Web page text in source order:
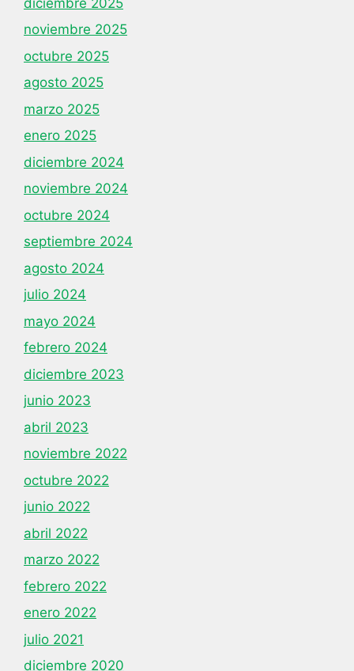
noviembre 2025
octubre 2025
agosto 2025
marzo 2025
enero 2025
diciembre 2024
noviembre 2024
octubre 2024
septiembre 2024
agosto 2024
julio 2024
mayo 2024
febrero 2024
diciembre 2023
junio 2023
abril 2023
noviembre 2022
octubre 2022
junio 2022
abril 2022
marzo 2022
febrero 2022
enero 2022
julio 2021
diciembre 2020